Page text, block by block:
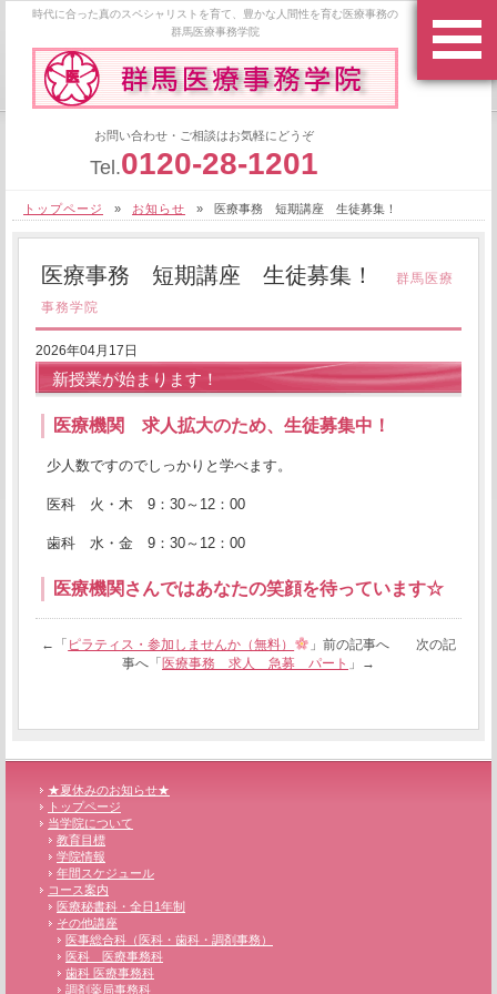
時代に合った真のスペシャリストを育て、豊かな人間性を育む医療事務の
群馬医療事務学院
お問い合わせ・ご相談はお気軽にどうぞ
Tel.0120-28-1201
トップページ » お知らせ » 医療事務 短期講座 生徒募集！
医療事務 短期講座 生徒募集！
群馬医療
事務学院
2026年04月17日
新授業が始まります！
医療機関 求人拡大のため、生徒募集中！
少人数ですのでしっかりと学べます。
医科 火・木 9：30～12：00
歯科 水・金 9：30～12：00
医療機関さんではあなたの笑顔を待っています☆
←「 ピラティス・参加しませんか（無料）
」前の記事へ 次の記
事へ「 医療事務 求人 急募 パート 」→
★夏休みのお知らせ★
トップページ
当学院について
教育目標
学院情報
年間スケジュール
コース案内
医療秘書科・全日1年制
その他講座
医事総合科（医科・歯科・調剤事務）
医科 医療事務科
歯科 医療事務科
調剤薬局事務科